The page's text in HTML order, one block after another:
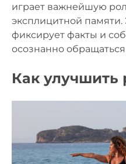
играет важнейшую
эксплицитной памяти.
фиксирует факты и
осознанно
Как улучшить